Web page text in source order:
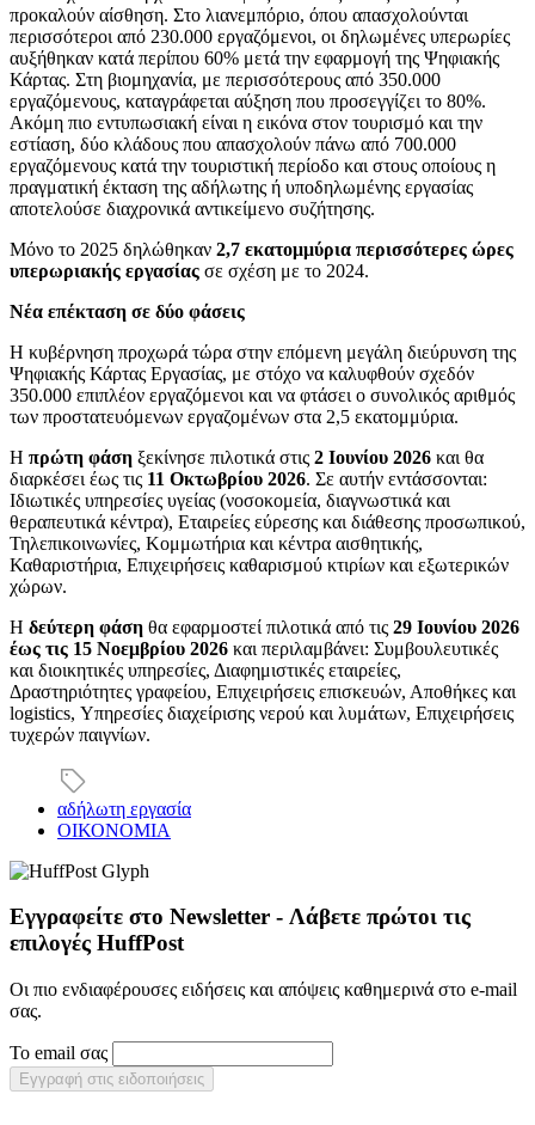
προκαλούν αίσθηση. Στο λιανεμπόριο, όπου απασχολούνται
περισσότεροι από 230.000 εργαζόμενοι, οι δηλωμένες υπερωρίες
αυξήθηκαν κατά περίπου 60% μετά την εφαρμογή της Ψηφιακής
Κάρτας. Στη βιομηχανία, με περισσότερους από 350.000
εργαζόμενους, καταγράφεται αύξηση που προσεγγίζει το 80%.
Ακόμη πιο εντυπωσιακή είναι η εικόνα στον τουρισμό και την
εστίαση, δύο κλάδους που απασχολούν πάνω από 700.000
εργαζόμενους κατά την τουριστική περίοδο και στους οποίους η
πραγματική έκταση της αδήλωτης ή υποδηλωμένης εργασίας
αποτελούσε διαχρονικά αντικείμενο συζήτησης.
Μόνο το 2025 δηλώθηκαν 2,7 εκατομμύρια περισσότερες ώρες
υπερωριακής εργασίας σε σχέση με το 2024.
Νέα επέκταση σε δύο φάσεις
Η κυβέρνηση προχωρά τώρα στην επόμενη μεγάλη διεύρυνση της
Ψηφιακής Κάρτας Εργασίας, με στόχο να καλυφθούν σχεδόν
350.000 επιπλέον εργαζόμενοι και να φτάσει ο συνολικός αριθμός
των προστατευόμενων εργαζομένων στα 2,5 εκατομμύρια.
Η πρώτη φάση ξεκίνησε πιλοτικά στις 2 Ιουνίου 2026 και θα
διαρκέσει έως τις 11 Οκτωβρίου 2026. Σε αυτήν εντάσσονται:
Ιδιωτικές υπηρεσίες υγείας (νοσοκομεία, διαγνωστικά και
θεραπευτικά κέντρα), Εταιρείες εύρεσης και διάθεσης προσωπικού,
Τηλεπικοινωνίες, Κομμωτήρια και κέντρα αισθητικής,
Καθαριστήρια, Επιχειρήσεις καθαρισμού κτιρίων και εξωτερικών
χώρων.
Η δεύτερη φάση θα εφαρμοστεί πιλοτικά από τις 29 Ιουνίου 2026
έως τις 15 Νοεμβρίου 2026 και περιλαμβάνει: Συμβουλευτικές
και διοικητικές υπηρεσίες, Διαφημιστικές εταιρείες,
Δραστηριότητες γραφείου, Επιχειρήσεις επισκευών, Αποθήκες και
logistics, Υπηρεσίες διαχείρισης νερού και λυμάτων, Επιχειρήσεις
τυχερών παιγνίων.
αδήλωτη εργασία
ΟΙΚΟΝΟΜΙΑ
Εγγραφείτε στο Newsletter - Λάβετε πρώτοι τις
επιλογές HuffPost
Οι πιο ενδιαφέρουσες ειδήσεις και απόψεις καθημερινά στο e-mail
σας.
Το email σας
Εγγραφή στις ειδοποιήσεις